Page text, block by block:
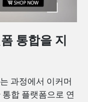
통합을 지
과정에서 이커머
합 플랫폼으로 연